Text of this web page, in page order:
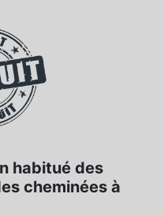
habitué des
cheminées à